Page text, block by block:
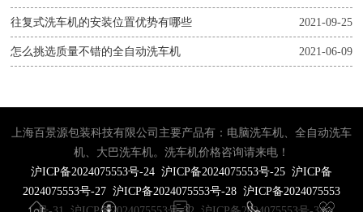
2021-09-25
往复式洗车机的安装位置优势有哪些
2021-06-09
怎么挑选质量不错的全自动洗车机
上海百景源包装科技有限公司主要产品有：电脑洗车机、全自动洗车
机、大巴洗车机。洗车机价格咨询请来电！
沪ICP备2024075553号-24 沪ICP备2024075553号-25 沪ICP备
2024075553号-27 沪ICP备2024075553号-28 沪ICP备2024075553